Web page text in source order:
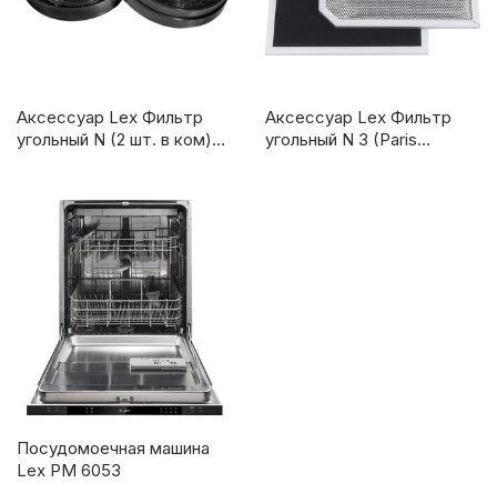
Аксессуар Lex Фильтр
угольный N (2 шт. в ком)
Is,Solaris,Plaza,Hubble
Аксессуар Lex Фильтр
угольный N 3 (Paris
Посудомоечная машина
Lex PM 6053